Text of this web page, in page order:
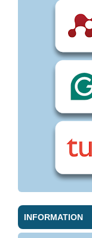
INFORMATION